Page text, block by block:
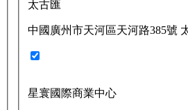
太古匯
中國廣州市天河區天河路385號
星寰國際商業中心